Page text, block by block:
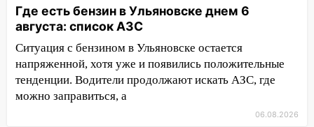
13:00 В суде защитили репутацию
мужчины, которого необоснованно
обвиняли в жестоком обращении с
животными
12:28 Миллион на «льготниках»: в
Ульяновской области перевозчик
Где есть бензин в Ульяновске днем 6
августа: список АЗС
Ситуация с бензином в Ульяновске остается
напряженной, хотя уже и появились положительные
тенденции. Водители продолжают искать АЗС, где
можно заправиться, а
06.08.2026